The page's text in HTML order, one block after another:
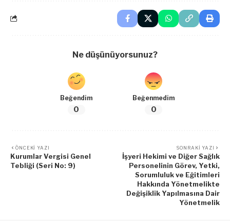
Ne düşünüyorsunuz?
Beğendim
0
Beğenmedim
0
ÖNCEKI YAZI
Kurumlar Vergisi Genel
Tebliği (Seri No: 9)
SONRAKI YAZI
İşyeri Hekimi ve Diğer Sağlık
Personelinin Görev, Yetki,
Sorumluluk ve Eğitimleri
Hakkında Yönetmelikte
Değişiklik Yapılmasına Dair
Yönetmelik